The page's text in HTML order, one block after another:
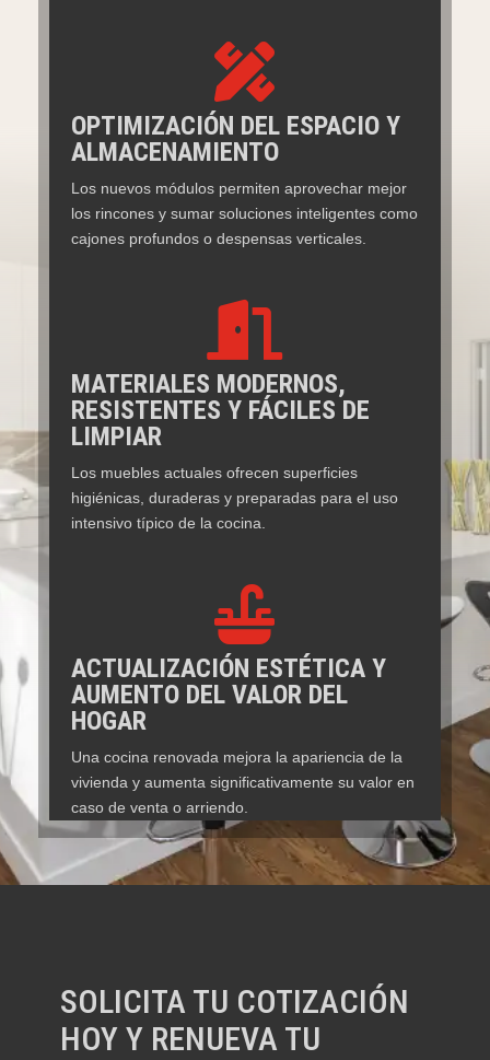

OPTIMIZACIÓN DEL ESPACIO Y
ALMACENAMIENTO
Los nuevos módulos permiten aprovechar mejor
los rincones y sumar soluciones inteligentes como
cajones profundos o despensas verticales.

MATERIALES MODERNOS,
RESISTENTES Y FÁCILES DE
LIMPIAR
Los muebles actuales ofrecen superficies
higiénicas, duraderas y preparadas para el uso
intensivo típico de la cocina.

ACTUALIZACIÓN ESTÉTICA Y
AUMENTO DEL VALOR DEL
HOGAR
Una cocina renovada mejora la apariencia de la
vivienda y aumenta significativamente su valor en
caso de venta o arriendo.
SOLICITA TU COTIZACIÓN
HOY Y RENUEVA TU